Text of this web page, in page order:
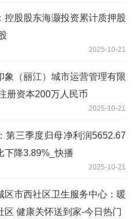
控股股东海灏投资累计质押股
2025-10-21
象（丽江）城市运营管理有限
册资本200万人民币
2025-10-21
第三季度归母净利润5652.67
下降3.89%_快播
2025-10-21
区市西社区卫生服务中心：暖
区 健康关怀送到家-今日热门